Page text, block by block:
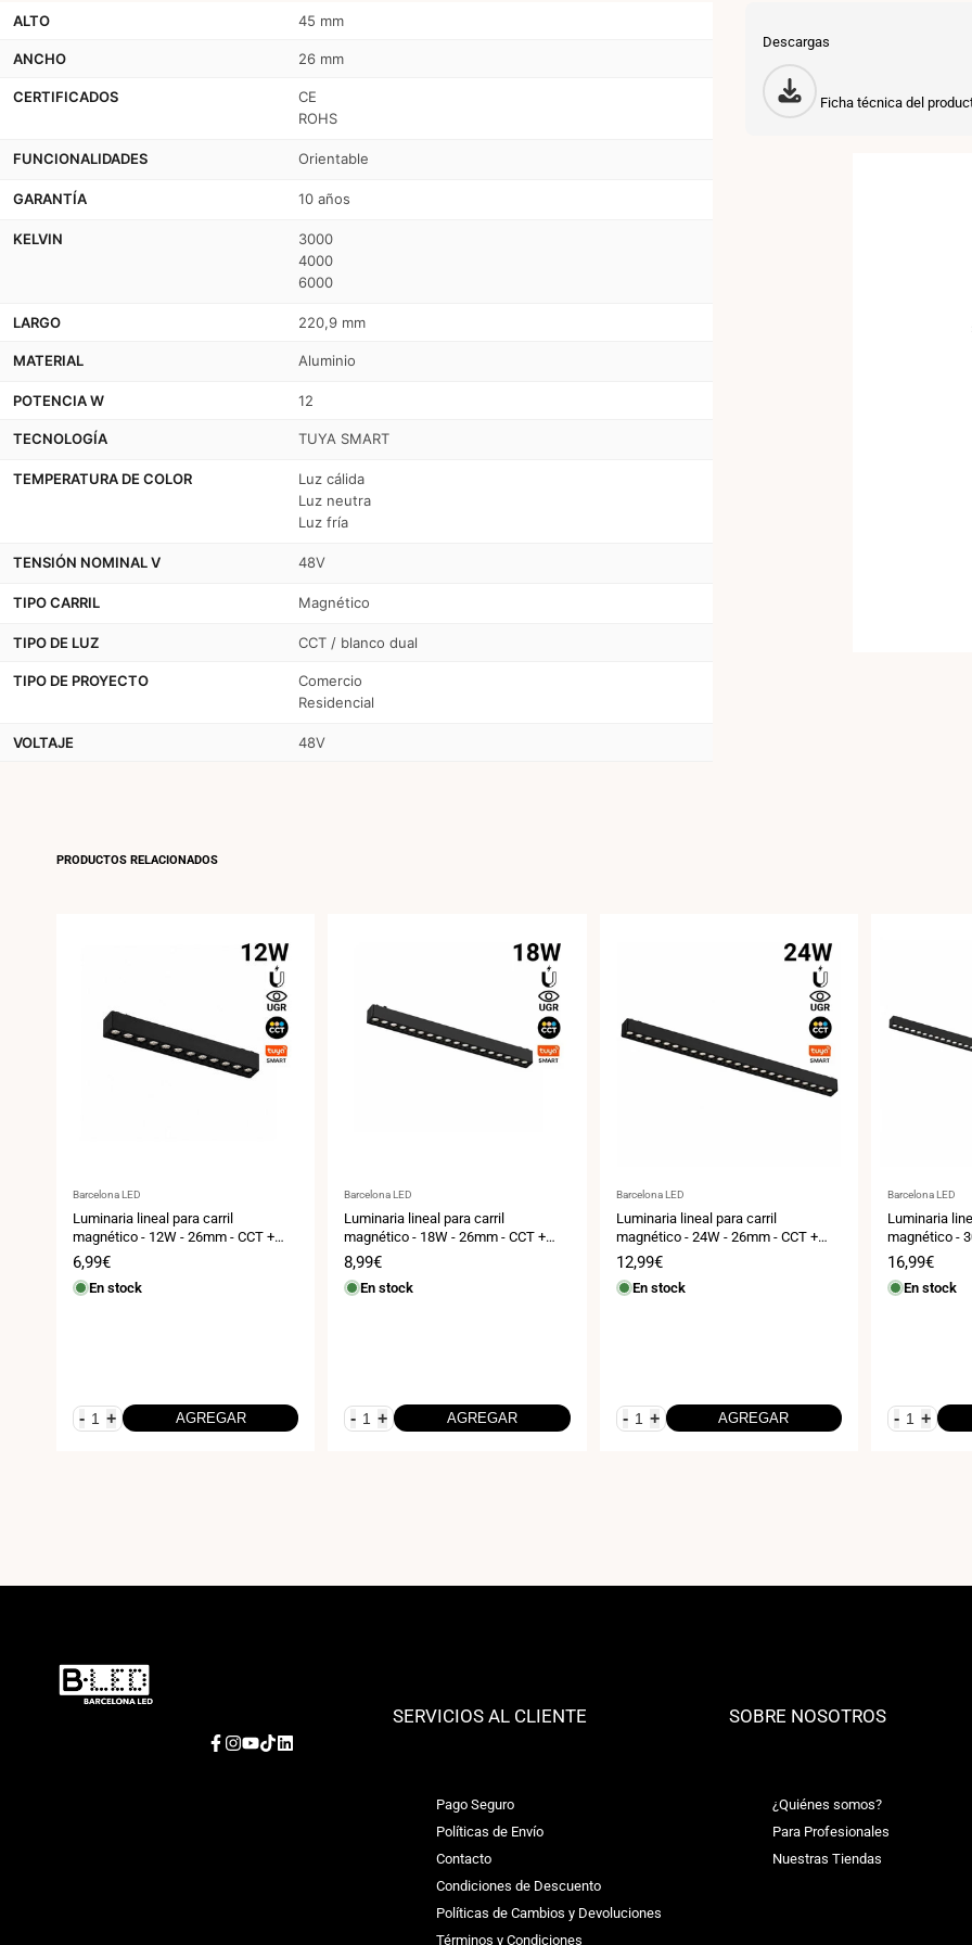
ALTO 45 mm
ANCHO 26 mm
CERTIFICADOS
CE
ROHS
FUNCIONALIDADES Orientable
GARANTÍA 10 años
KELVIN
3000
4000
6000
LARGO 220,9 mm
MATERIAL Aluminio
POTENCIA W 12
TECNOLOGÍA TUYA SMART
TEMPERATURA DE COLOR
Luz cálida
Luz neutra
Luz fría
TENSIÓN NOMINAL V 48V
TIPO CARRIL Magnético
TIPO DE LUZ CCT / blanco dual
TIPO DE PROYECTO
Comercio
Residencial
VOLTAJE 48V
Descargas
Ficha técnica del
PRODUCTOS RELACIONADOS
Proveedor:
Barcelona LED
Luminaria lineal para carril
magnético - 12W - 26mm - CCT +
SMART - UGR18 - 48V
Precio
de
venta
6,99€
En stock
- + AGREGAR
Proveedor:
Barcelona LED
Luminaria lineal para carril
magnético - 18W - 26mm - CCT +
SMART - UGR18 - 48V
Precio
de
venta
8,99€
En stock
- + AGREGAR
Proveedor:
Barcelona LED
Luminaria lineal para carril
magnético - 24W - 26mm - CCT +
SMART - UGR18 - 48V
Precio
de
venta
12,99€
En stock
- + AGREGAR
Proveedor:
Barcelona LED
Luminaria
magnético -
SMART -
Precio
de
venta
16,99€
En stock
- +
Facebook
Instagram
YouTube
TikTokLinkedIn
SERVICIOS AL CLIENTE
Pago Seguro
Políticas de Envío
Contacto
Condiciones de Descuento
Políticas de Cambios y Devoluciones
Términos y Condiciones
SOBRE NOSOTROS
¿Quiénes somos?
Para Profesionales
Nuestras Tiendas